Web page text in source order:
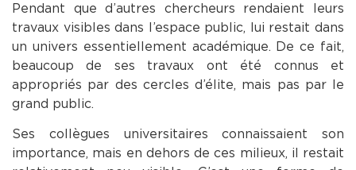
Pendant que d’autres chercheurs rendaient leurs
travaux visibles dans l’espace public, lui restait dans
un univers essentiellement académique. De ce fait,
beaucoup de ses travaux ont été connus et
appropriés par des cercles d’élite, mais pas par le
grand public.
Ses collègues universitaires connaissaient son
importance, mais en dehors de ces milieux, il restait